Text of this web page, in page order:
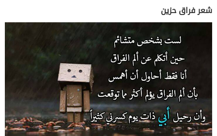
شعر فراق حزين